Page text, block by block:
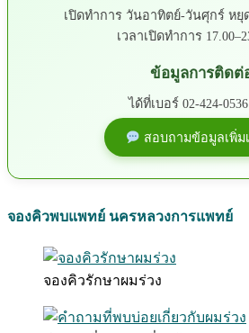
เปิดทำการ วันอาทิตย์-วันศุกร์ หยุ
เวลาเปิดทำการ
ข้อมูลการติดต่
ได้ที่เบอร์ 02-424-
สอบถามข้อมูลเพิ่ม
จองคิวพบแพทย์ นครหลวงการแพทย์
จองคิวรักษาผมร่วง